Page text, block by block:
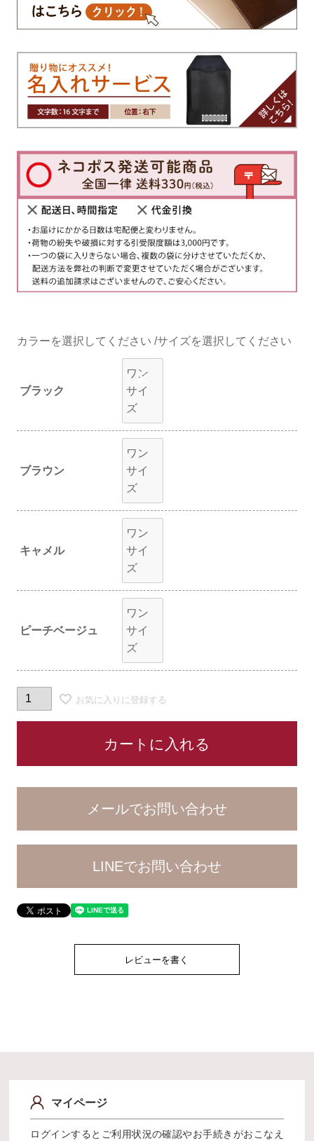
カラー サイズ
ブラック
ワン
サイ
ズ
×
ブラウン
ワン
サイ
ズ
キャメル
ワン
サイ
ズ
ピーチベージュ
ワン
サイ
ズ
お気に入りに登録する
カートに入れる
LINEでお問い合わせ
レビューを書く
マイページ
ログインするとご利用状況の確認やお手続きがおこなえ